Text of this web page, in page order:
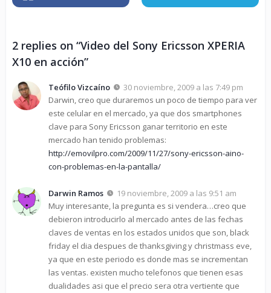
2 replies on “Video del Sony Ericsson XPERIA
X10 en acción”
Teófilo Vizcaíno
30 noviembre, 2009 a las 7:49 pm
Darwin, creo que duraremos un poco de tiempo para ver
este celular en el mercado, ya que dos smartphones
clave para Sony Ericsson ganar territorio en este
mercado han tenido problemas:
http://emovilpro.com/2009/11/27/sony-ericsson-aino-
con-problemas-en-la-pantalla/
Darwin Ramos
19 noviembre, 2009 a las 9:51 am
Muy interesante, la pregunta es si vendera…creo que
debieron introducirlo al mercado antes de las fechas
claves de ventas en los estados unidos que son, black
friday el dia despues de thanksgiving y christmass eve,
ya que en este periodo es donde mas se incrementan
las ventas. existen mucho telefonos que tienen esas
dualidades asi que el precio sera otra vertiente que